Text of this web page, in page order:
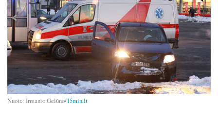
Nuotr.: Irmanto Gelūno/15min.lt